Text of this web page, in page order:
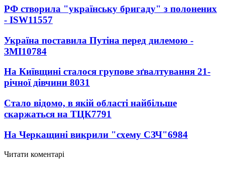
РФ створила "українську бригаду" з полонених
- ISW11557
Україна поставила Путіна перед дилемою -
ЗМІ10784
На Київщині сталося групове зґвалтування 21-
річної дівчини 8031
Стало відомо, в якій області найбільше
скаржаться на ТЦК7791
На Черкащині викрили "схему СЗЧ"6984
Читати коментарі